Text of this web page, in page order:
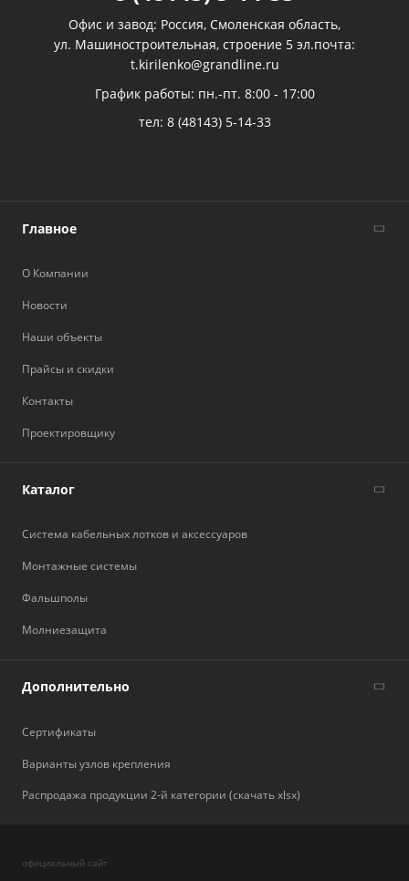
Главное
О Компании
Новости
Наши объекты
Прайсы и скидки
Контакты
Проектировщику
Каталог
Система кабельных лотков и аксессуаров
Монтажные системы
Фальшполы
Молниезащита
Дополнительно
Сертификаты
Варианты узлов крепления
Распродажа продукции 2-й категории (скачать xlsx)
Офис и завод: Россия, Смоленская область,
ул. Машиностроительная, строение 5 эл.почта:
t.kirilenko@grandline.ru
График работы: пн.-пт. 8:00 - 17:00
тел: 8 (48143) 5-14-33
официальный сайт